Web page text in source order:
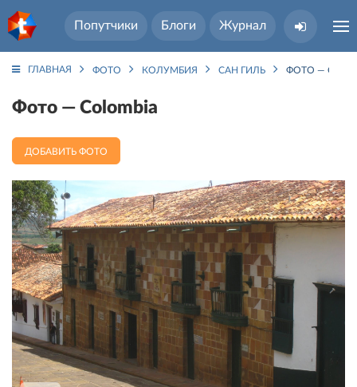
Попутчики Блоги Журнал
ГЛАВНАЯ ФОТО КОЛУМБИЯ САН ГИЛЬ ФОТО —
Фото — Colombia
ДОБАВИТЬ ФОТО